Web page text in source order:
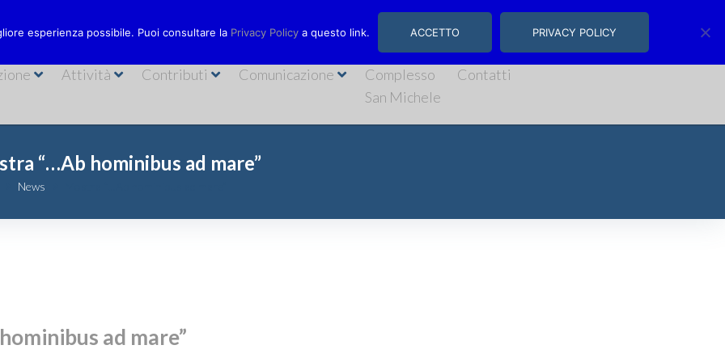
089 230611
Attività Contributi Comunicazione
Complesso
San Michele
Contatti
“…Ab hominibus ad mare”
News
ad mare”
esperienza possibile. Puoi consultare la Privacy Policya questo link. ACCETTO PRIVACY POLICY